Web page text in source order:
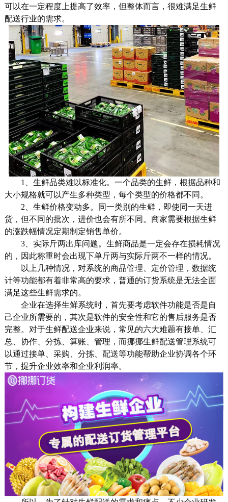
可以在一定程度上提高了效率，但整体而言，很难满足生鲜
配送行业的需求。
1、生鲜品类难以标准化。一个品类的生鲜，根据品种和
大小规格就可以产生多种类型，每个类型的价格都不同。
2、生鲜价格变动多。同一类别的生鲜，即使同一天进
货，但不同的批次，进价也会有所不同。商家需要根据生鲜
的涨跌幅情况定期制定销售单价。
3、实际斤两出库问题。生鲜商品是一定会存在损耗情况
的，因此称重时会出现下单斤两与实际斤两不一样的情况。
以上几种情况，对系统的商品管理、定价管理，数据统
计等功能都有着非常高的要求，普通的订货系统是无法全面
满足这些生鲜需求的。
企业在选择生鲜系统时，首先要考虑软件功能是否是自
己企业所需要的，其次是软件的安全性和它的售后服务是否
完整。对于生鲜配送企业来说，常见的六大难题有接单、汇
总、协作、分拣、算账、管理，而挪挪生鲜配送管理系统可
以通过接单、采购、分拣、配送等功能帮助企业协调各个环
节，提升企业效率和企业利润率。